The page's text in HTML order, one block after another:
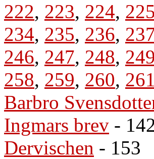
222, 223, 224, 225
234, 235, 236,
246, 247, 248, 249
258, 259, 260, 261
Barbro
Ingmars brev -
Dervischen - 153